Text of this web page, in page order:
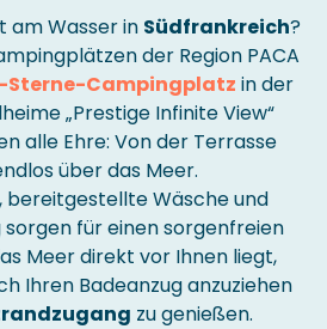
am Wasser in Südfrankreich?
der Region PACA
Sterne-Campingplatz in der
„Prestige Infinite View“
alle Ehre: Von der Terrasse
über das Meer.
bereitgestellte Wäsche und
sorgen für einen sorgenfreien
Meer direkt vor Ihnen liegt,
Ihren Badeanzug anzuziehen
zu genießen.